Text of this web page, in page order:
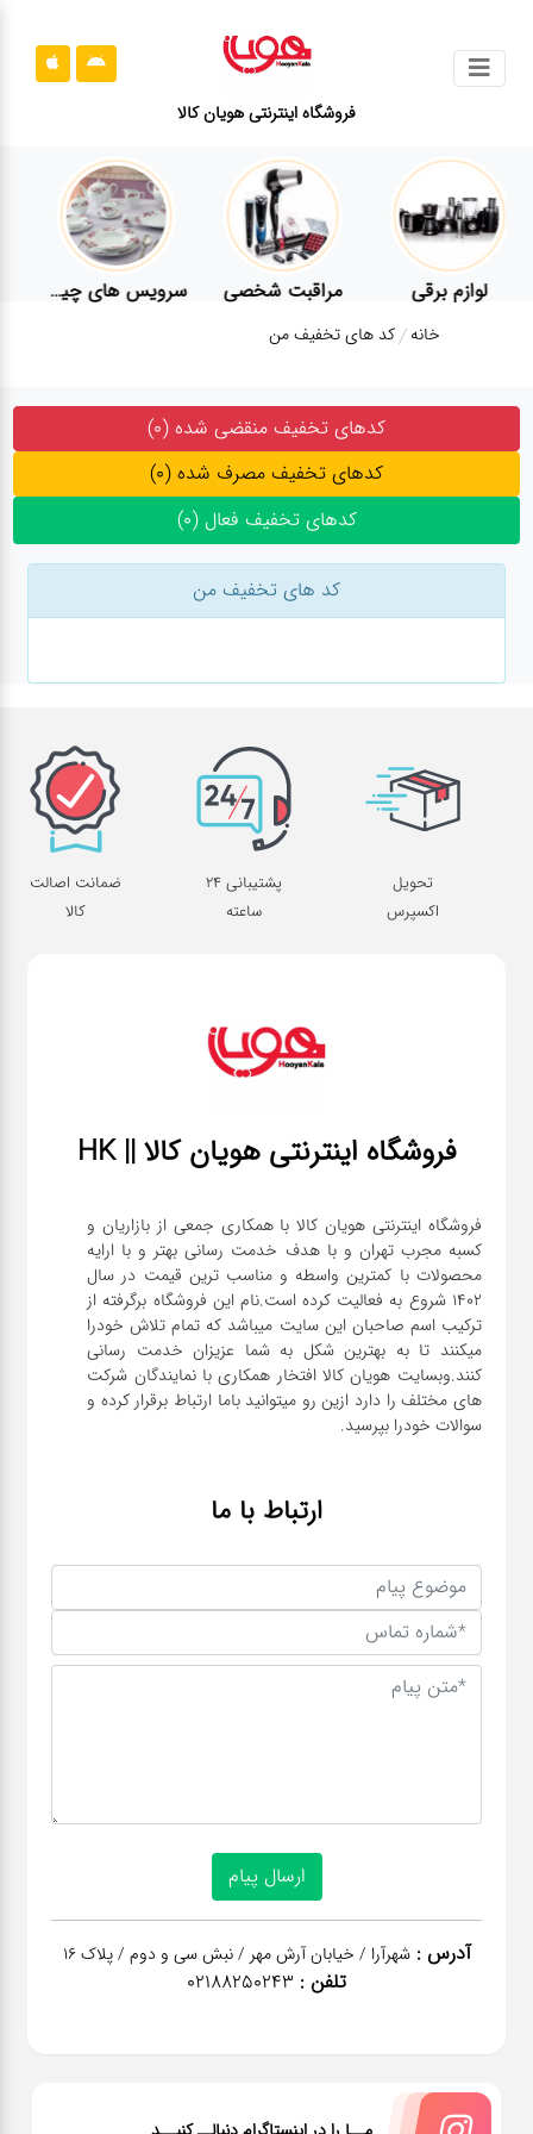
فروشگاه اینترنتی هویان کالا
محصولات
قوانین
سایت
ارتباط
محصولات
لوازم برقی
مراقبت شخصی
سرویس های
قاشق و چنگال
زودپز،قابلمه،تابه
کلمن،فلاسک،قمقمه
بانکه،پاسماوری،جا
ادویه
کتری قوری
عطر،خوشبو کننده
جشن و تولد
لوازم برقی مراقبت شخصی
خانه کد های تخفیف من
کد های تخفیف من
تحویل
اکسپرس
پشتیبانی 24
ساعته
ضمانت اصالت
کالا
فروشگاه اینترنتی هویان کالا || HK
فروشگاه اینترنتی هویان کالا با همکاری جمعی از بازاریان و
کسبه مجرب تهران و با هدف خدمت رسانی بهتر و با ارایه
محصولات با کمترین واسطه و مناسب ترین قیمت در سال
1402 شروع به فعالیت کرده است.نام این فروشگاه برگرفته از
ترکیب اسم صاحبان این سایت میباشد که تمام تلاش خودرا
میکنند تا به بهترین شکل به شما عزیزان خدمت رسانی
کنند.وبسایت هویان کالا افتخار همکاری با نمایندگان شرکت
های مختلف را دارد ازین رو میتوانید باما ارتباط برقرار کرده و
سوالات خودرا بپرسید.
ارتباط با ما
آدرس : شهرآرا / خیابان آرش مهر / نبش سی و دوم / پلاک 16
تلفن : 02188250243